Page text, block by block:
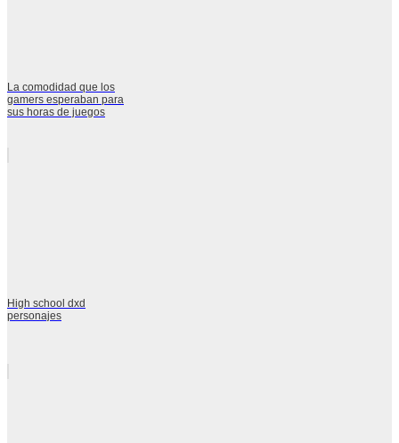
La comodidad que los
gamers esperaban para
sus horas de juegos
High school dxd
personajes